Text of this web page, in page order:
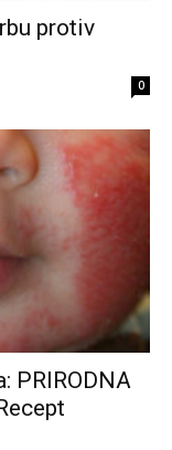
protiv
0
PRIRODNA